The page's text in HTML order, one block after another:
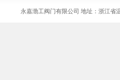
永嘉渤工阀门有限公司 地址：浙江省